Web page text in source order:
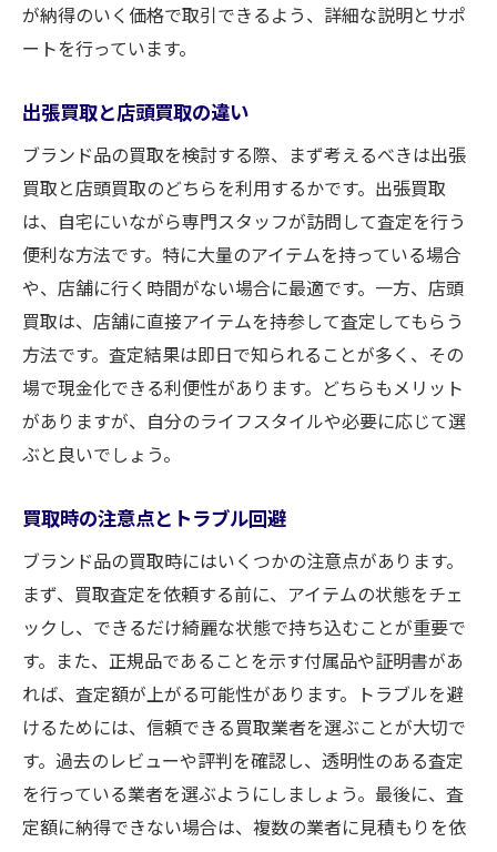
が納得のいく価格で取引できるよう、詳細な説明とサポ
ートを行っています。
出張買取と店頭買取の違い
ブランド品の買取を検討する際、まず考えるべきは出張
買取と店頭買取のどちらを利用するかです。出張買取
は、自宅にいながら専門スタッフが訪問して査定を行う
便利な方法です。特に大量のアイテムを持っている場合
や、店舗に行く時間がない場合に最適です。一方、店頭
買取は、店舗に直接アイテムを持参して査定してもらう
方法です。査定結果は即日で知られることが多く、その
場で現金化できる利便性があります。どちらもメリット
がありますが、自分のライフスタイルや必要に応じて選
ぶと良いでしょう。
買取時の注意点とトラブル回避
ブランド品の買取時にはいくつかの注意点があります。
まず、買取査定を依頼する前に、アイテムの状態をチェ
ックし、できるだけ綺麗な状態で持ち込むことが重要で
す。また、正規品であることを示す付属品や証明書があ
れば、査定額が上がる可能性があります。トラブルを避
けるためには、信頼できる買取業者を選ぶことが大切で
す。過去のレビューや評判を確認し、透明性のある査定
を行っている業者を選ぶようにしましょう。最後に、査
定額に納得できない場合は、複数の業者に見積もりを依